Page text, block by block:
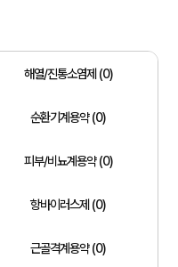
해열/진통소염제 (0)
순환기계용약 (0)
피부/비뇨계용약 (0)
항바이러스제 (0)
근골격계용약 (0)